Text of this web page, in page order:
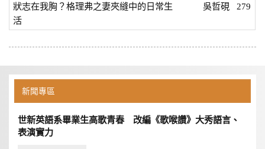
狀志在我胸？格理弗之妻夾縫中的日常生
活
吳哲硯 279
新聞專區
世新英語系畢業生高歌青春 改編《歌喉讚》大秀語言、
表演實力